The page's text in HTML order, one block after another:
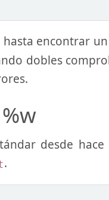
encontrar un
dobles
desde
.